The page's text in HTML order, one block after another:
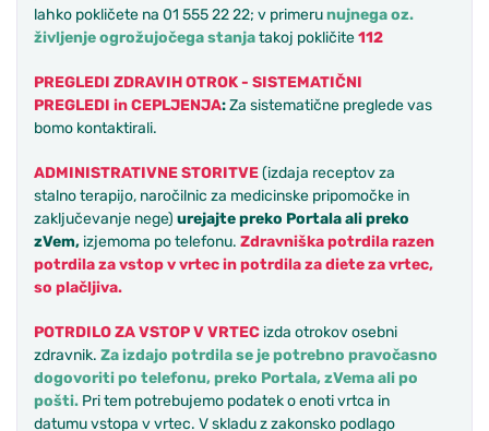
lahko pokličete na 01 555 22 22; v primerunujnega oz.
življenje ogrožujočega stanjatakoj pokličite112
PREGLEDI ZDRAVIH OTROK - SISTEMATIČNI
PREGLEDI in CEPLJENJA:Za sistematične preglede vas
bomo kontaktirali.
ADMINISTRATIVNE STORITVE(izdaja receptov za
stalno terapijo, naročilnic za medicinske pripomočke in
zaključevanje nege) urejajte preko Portala ali preko
zVem, izjemoma po telefonu. Zdravniška potrdila razen
potrdila za vstop v vrtec in potrdila za diete za vrtec,
so plačljiva.
POTRDILO ZA VSTOP V VRTEC izda otrokov osebni
zdravnik. Za izdajo potrdila se je potrebno pravočasno
dogovoriti po telefonu, preko Portala, zVema ali po
pošti. Pri tem potrebujemo podatek o enoti vrtca in
datumu vstopa v vrtec. V skladu z zakonsko podlago